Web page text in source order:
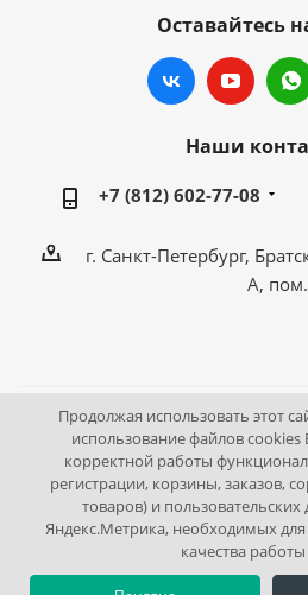
Оставайтесь
Наши
+7 (812) 602-77-08
г. Санкт-Петербург,
А,
2009 - 2026 © Промышленное
портал.
195043, г. Санкт-Петербург,
пом. 4
Продолжая использовать этот
использование файлов cookies
корректной работы
регистрации, корзины, заказов,
товаров) и
Яндекс.Метрика, необходимых
качества работы